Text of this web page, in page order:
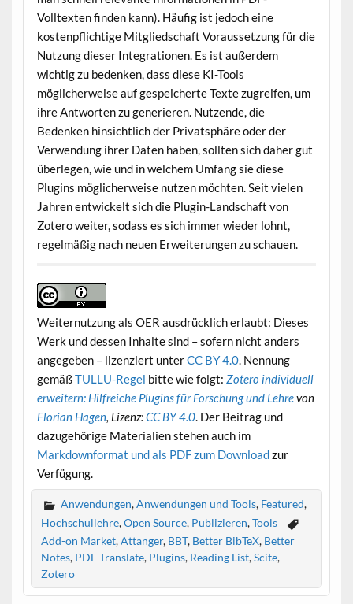
Volltexten finden kann). Häufig ist jedoch eine
kostenpflichtige Mitgliedschaft Voraussetzung für die
Nutzung dieser Integrationen. Es ist außerdem
wichtig zu bedenken, dass diese KI-Tools
möglicherweise auf gespeicherte Texte zugreifen, um
ihre Antworten zu generieren. Nutzende, die
Bedenken hinsichtlich der Privatsphäre oder der
Verwendung ihrer Daten haben, sollten sich daher gut
überlegen, wie und in welchem Umfang sie diese
Plugins möglicherweise nutzen möchten. Seit vielen
Jahren entwickelt sich die Plugin-Landschaft von
Zotero weiter, sodass es sich immer wieder lohnt,
regelmäßig nach neuen Erweiterungen zu schauen.
Weiternutzung als OER ausdrücklich erlaubt: Dieses
Werk und dessen Inhalte sind – sofern nicht anders
angegeben – lizenziert unterCC BY 4.0. Nennung
gemäßTULLU-Regel bitte wie folgt: Zotero individuell
erweitern: Hilfreiche Plugins für Forschung und Lehrevon
Florian Hagen, Lizenz:CC BY 4.0. Der Beitrag und
dazugehörige Materialien stehen auch im
Markdownformat und als PDF zum Downloadzur
Verfügung.
Anwendungen,Anwendungen und Tools, Featured,
Hochschullehre,Open Source, Publizieren,Tools
Add-on Market,Attanger, BBT, Better BibTeX, Better
Notes, PDF Translate, Plugins, Reading List,Scite,
Zotero